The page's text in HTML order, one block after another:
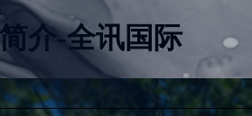
介-全讯国际